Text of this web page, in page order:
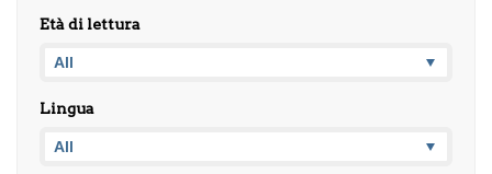
Età di lettura
Lingua